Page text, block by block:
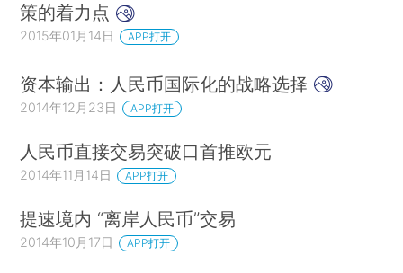
策的着力点
2015年01月14日 APP打开
资本输出：人民币国际化的战略选择
2014年12月23日 APP打开
人民币直接交易突破口首推欧元
2014年11月14日 APP打开
提速境内 “离岸人民币”交易
2014年10月17日 APP打开